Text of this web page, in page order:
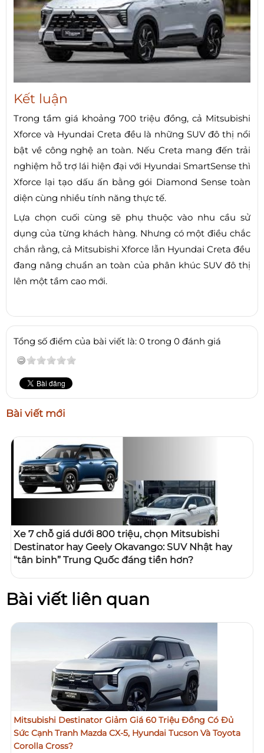
Kết luận
Trong tầm giá khoảng 700 triệu đồng, cả Mitsubishi
Xforce và Hyundai Creta đều là những SUV đô thị nổi
bật về công nghệ an toàn. Nếu Creta mang đến trải
nghiệm hỗ trợ lái hiện đại với Hyundai SmartSense thì
Xforce lại tạo dấu ấn bằng gói Diamond Sense toàn
diện cùng nhiều tính năng thực tế.
Lựa chọn cuối cùng sẽ phụ thuộc vào nhu cầu sử
dụng của từng khách hàng. Nhưng có một điều chắc
chắn rằng, cả Mitsubishi Xforce lẫn Hyundai Creta đều
đang nâng chuẩn an toàn của phân khúc SUV đô thị
lên một tầm cao mới.
Tổng số điểm của bài viết là: 0 trong 0 đánh giá
Bài viết mới
Xe 7 chỗ giá dưới 800 triệu, chọn Mitsubishi
Destinator hay Geely Okavango: SUV Nhật hay
“tân binh” Trung Quốc đáng tiền hơn?
Bài viết liên quan
Mitsubishi Destinator Giảm Giá 60 Triệu Đồng Có Đủ
Sức Cạnh Tranh Mazda CX-5, Hyundai Tucson Và Toyota
Corolla Cross?